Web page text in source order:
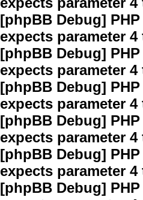
[phpBB Debug]
expects parameter
[phpBB Debug]
expects parameter
[phpBB Debug]
expects parameter
[phpBB Debug]
expects parameter
[phpBB Debug]
expects parameter
[phpBB Debug]